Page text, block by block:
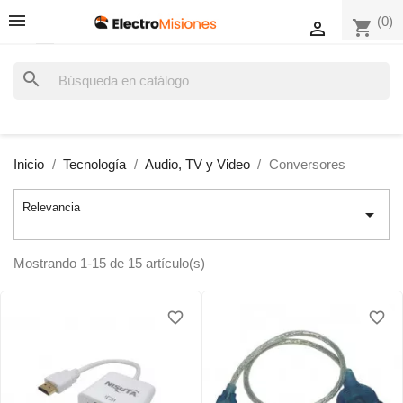
shopping_cart (0)

search
Inicio Tecnología Audio, TV y Video Conversores
Relevancia 
Mostrando 1-15 de 15 artículo(s)
favorite_border
favorite_border favorite_border
favorite_border